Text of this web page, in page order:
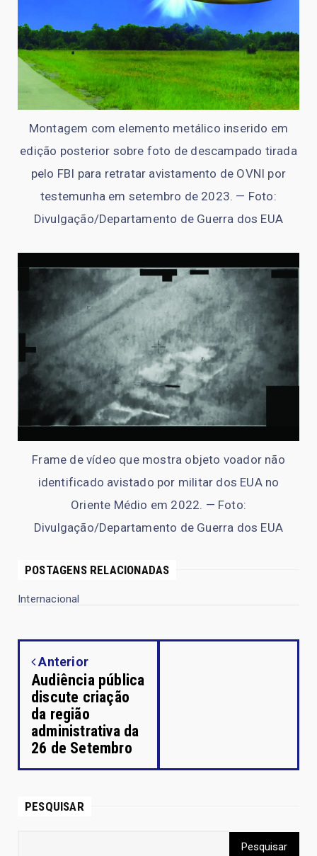
Montagem com elemento metálico inserido em
edição posterior sobre foto de descampado tirada
pelo FBI para retratar avistamento de OVNI por
testemunha em setembro de 2023. — Foto:
Divulgação/Departamento de Guerra dos EUA
Frame de vídeo que mostra objeto voador não
identificado avistado por militar dos EUA no
Oriente Médio em 2022. — Foto:
Divulgação/Departamento de Guerra dos EUA
POSTAGENS RELACIONADAS
Internacional
Anterior
Audiência pública
discute criação
da região
administrativa da
26 de Setembro
PESQUISAR